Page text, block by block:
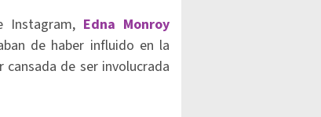
Instagram, Edna Monroy
de haber influido en la
de ser involucrada